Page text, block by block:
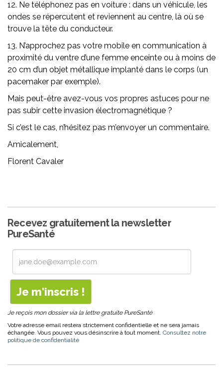
12. Ne téléphonez pas en voiture : dans un véhicule, les
ondes se répercutent et reviennent au centre, là où se
trouve la tête du conducteur.
13. N’approchez pas votre mobile en communication à
proximité du ventre d’une femme enceinte ou à moins de
20 cm d’un objet métallique implanté dans le corps (un
pacemaker par exemple).
Mais peut-être avez-vous vos propres astuces pour ne
pas subir cette invasion électromagnétique ?
Si c’est le cas, n’hésitez pas m’envoyer un commentaire.
Amicalement,
Florent Cavaler
Recevez gratuitement la newsletter
PureSanté
Je reçois mon dossier via la lettre gratuite PureSanté
Votre adresse email restera strictement confidentielle et ne sera jamais
échangée. Vous pouvez vous désinscrire à tout moment. Consultez notre
politique de confidentialité